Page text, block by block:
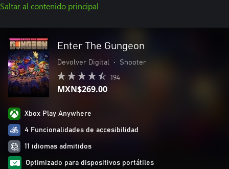
Saltar al contenido principal
Enter The Gungeon
Devolver Digital • Shooter
194
MXN$269.00
Xbox Play Anywhere
4 Funcionalidades de accesibilidad
11 idiomas admitidos
Optimizado para dispositivos portátiles